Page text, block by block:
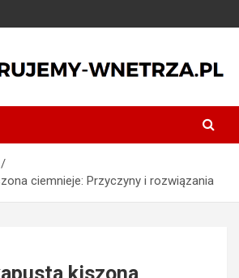
wnetrza.pl
ciemnieje: Przyczyny i rozwiązania